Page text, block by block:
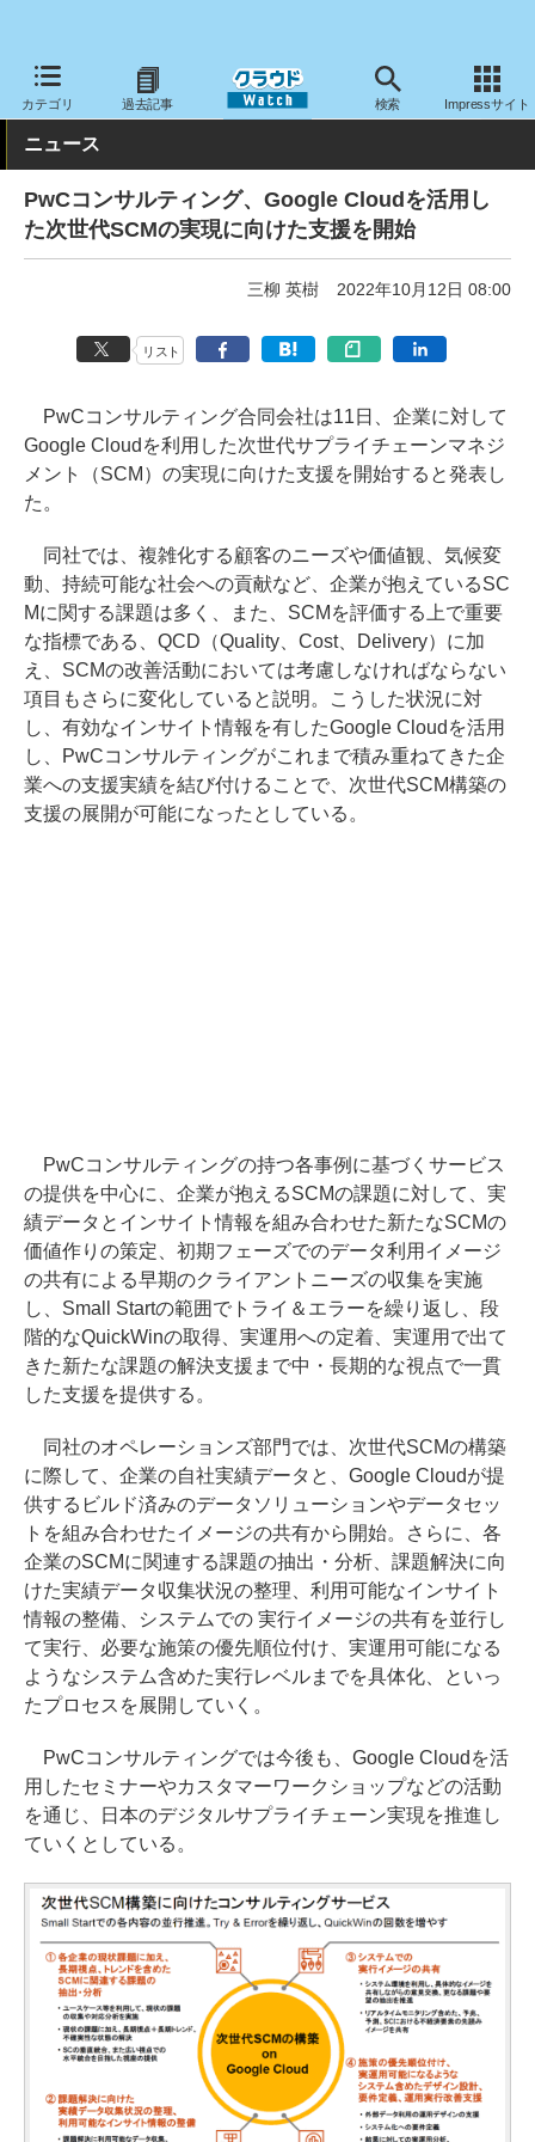
カテゴリ 過去記事 検索 Impressサイト
クラウド Watch サービス・ソフト サービス 導入支援
ニュース
PwCコンサルティング、Google Cloudを活用し
た次世代SCMの実現に向けた支援を開始
三柳 英樹 2022年10月12日 08:00
リスト
PwCコンサルティング合同会社は11日、企業に対して
Google Cloudを利用した次世代サプライチェーンマネジ
メント（SCM）の実現に向けた支援を開始すると発表し
た。
同社では、複雑化する顧客のニーズや価値観、気候変
動、持続可能な社会への貢献など、企業が抱えているSC
Mに関する課題は多く、また、SCMを評価する上で重要
な指標である、QCD（Quality、Cost、Delivery）に加
え、SCMの改善活動においては考慮しなければならない
項目もさらに変化していると説明。こうした状況に対
し、有効なインサイト情報を有したGoogle Cloudを活用
し、PwCコンサルティングがこれまで積み重ねてきた企
業への支援実績を結び付けることで、次世代SCM構築の
支援の展開が可能になったとしている。
PwCコンサルティングの持つ各事例に基づくサービス
の提供を中心に、企業が抱えるSCMの課題に対して、実
績データとインサイト情報を組み合わせた新たなSCMの
価値作りの策定、初期フェーズでのデータ利用イメージ
の共有による早期のクライアントニーズの収集を実施
し、Small Startの範囲でトライ＆エラーを繰り返し、段
階的なQuickWinの取得、実運用への定着、実運用で出て
きた新たな課題の解決支援まで中・長期的な視点で一貫
した支援を提供する。
同社のオペレーションズ部門では、次世代SCMの構築
に際して、企業の自社実績データと、Google Cloudが提
供するビルド済みのデータソリューションやデータセッ
トを組み合わせたイメージの共有から開始。さらに、各
企業のSCMに関連する課題の抽出・分析、課題解決に向
けた実績データ収集状況の整理、利用可能なインサイト
情報の整備、システムでの 実行イメージの共有を並行し
て実行、必要な施策の優先順位付け、実運用可能になる
ようなシステム含めた実行レベルまでを具体化、といっ
たプロセスを展開していく。
PwCコンサルティングでは今後も、Google Cloudを活
用したセミナーやカスタマーワークショップなどの活動
を通じ、日本のデジタルサプライチェーン実現を推進し
ていくとしている。